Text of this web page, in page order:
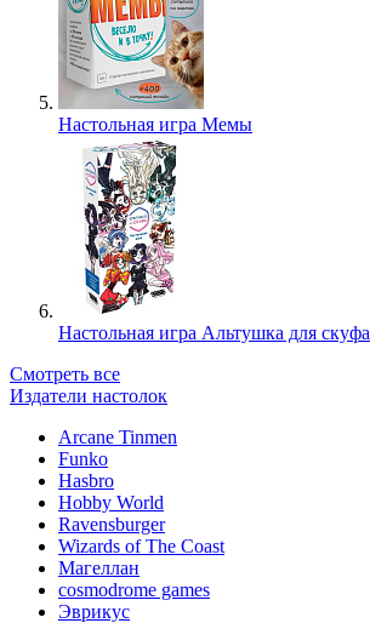
Настольная игра Мемы
Настольная игра Альтушка для скуфа
Смотреть все
Издатели настолок
Arcane Tinmen
Funko
Hasbro
Hobby World
Ravensburger
Wizards of The Coast
Магеллан
сosmodrome games
Эврикус